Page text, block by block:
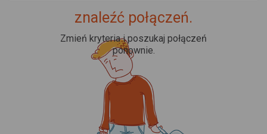
znaleźć połączeń.
Zmień kryteria i poszukaj połączeń
ponownie.